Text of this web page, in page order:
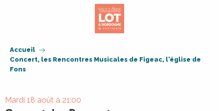
Accueil
Concert, les Rencontres Musicales de Figeac, l'église de
Fons
Mardi 18 août à 21:00